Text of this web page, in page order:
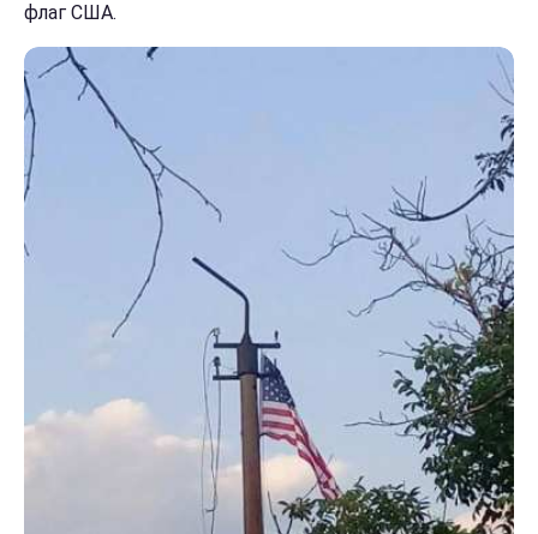
флаг США.